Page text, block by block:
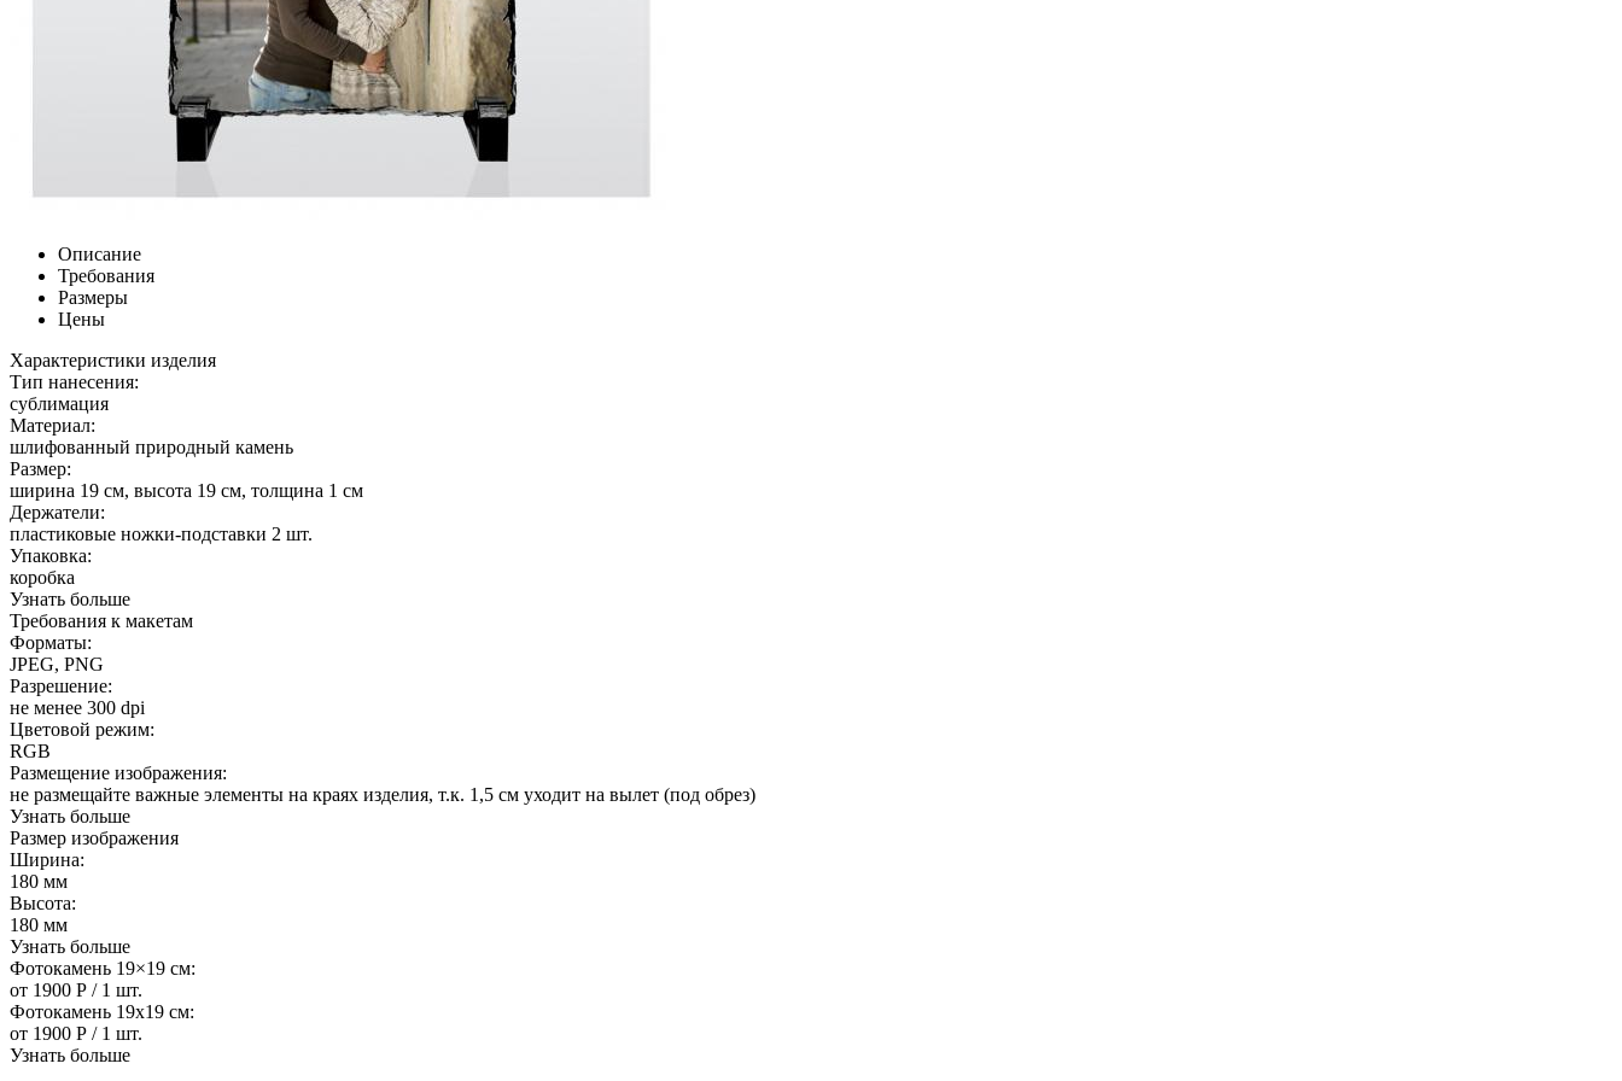
Описание
Требования
Размеры
Цены
Характеристики изделия
Тип нанесения:
сублимация
Материал:
шлифованный природный камень
Размер:
ширина 19 см, высота 19 см, толщина 1 см
Держатели:
пластиковые ножки-подставки 2 шт.
Упаковка:
коробка
Узнать больше
Требования к макетам
Форматы:
JPEG, PNG
Разрешение:
не менее 300 dpi
Цветовой режим:
RGB
Размещение изображения:
не размещайте важные элементы на краях изделия, т.к. 1,5 см уходит на вылет (под обрез)
Узнать больше
Размер изображения
Ширина:
180 мм
Высота:
180 мм
Узнать больше
Фотокамень 19×19 см:
от 1900 Р / 1 шт.
Фотокамень 19х19 см:
от 1900 Р / 1 шт.
Узнать больше